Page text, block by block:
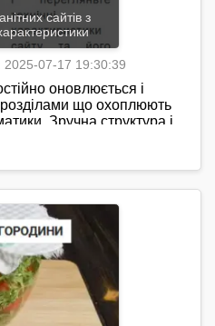
сайтів з
07-17 19:30:39
оновлюється і
що охоплюють
Зручна структура і
знаходити потрібні
допоможуть зробити
що сайт
це популярний каталог
розділів та
Перейти на сайт →